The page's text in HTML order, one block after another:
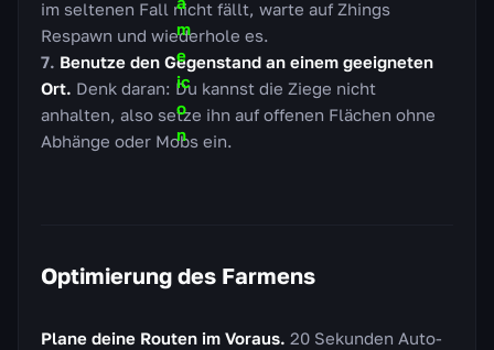
im seltenen Fall nicht fällt, warte auf Zhings
Respawn und wiederhole es.
Benutze den Gegenstand an einem geeigneten
Ort. Denk daran: Du kannst die Ziege nicht
anhalten, also setze ihn auf offenen Flächen ohne
Abhänge oder Mobs ein.
Optimierung des Farmens
Plane deine Routen im Voraus. 20 Sekunden Auto-